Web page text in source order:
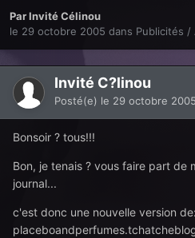
Par Invité Célinou
le 29 octobre 2005 dans Publicités /
Invité C?linou
Posté(e) le 29 octobre 2005
Bonsoir ? tous!!!
Bon, je tenais ? vous faire part de
journal...
c'est donc une nouvelle version de: